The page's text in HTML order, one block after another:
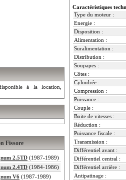
à la location,
Fissore
2.5TD (1987-1989)
2.4TD (1984-1986)
V6 (1987-1989)
Caractéristiques
Type du moteur :
Energie :
Disposition :
Alimentation :
Suralimentation :
Distribution :
Soupapes :
Côtes :
Cylindrée :
Compression :
Puissance :
Couple :
Boite de vitesses :
Réduction :
Puissance fiscale :
Transmission :
Différentiel avant :
Différentiel central :
Différentiel arrière :
Antipatinage :